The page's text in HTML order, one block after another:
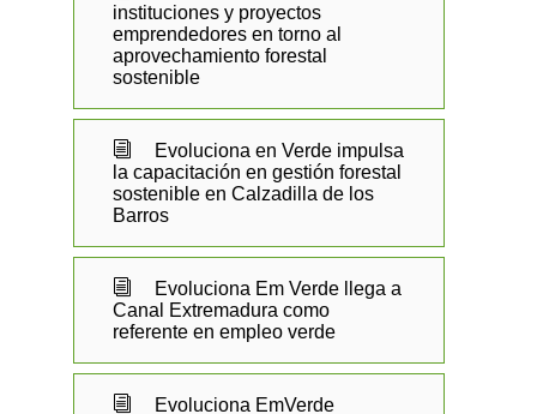
instituciones y proyectos
emprendedores en torno al
aprovechamiento forestal
sostenible
i
la capacitación en gestión forestal
sostenible en Calzadilla de los
Barros
i
Canal Extremadura como
referente en empleo verde
i